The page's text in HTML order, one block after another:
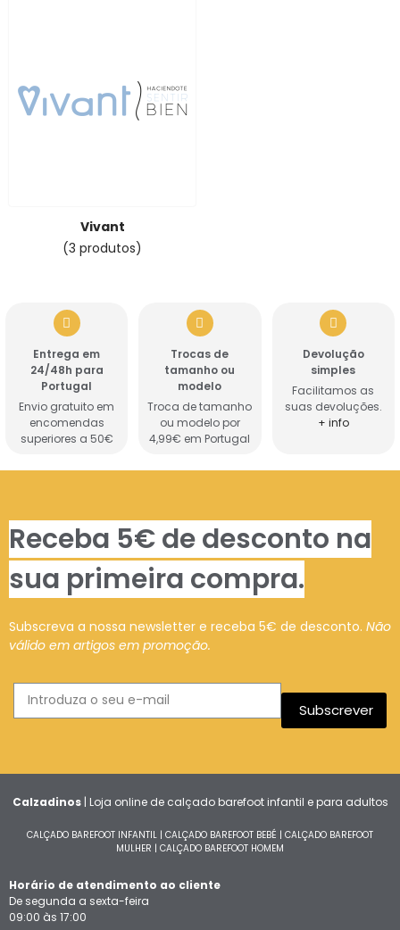
Vivant
(3 produtos)
Entrega em
24/48h para
Portugal
Envio gratuito em
encomendas
superiores a 50€
Trocas de
tamanho ou
modelo
Troca de tamanho
ou modelo por
4,99€ em Portugal
Devolução
simples
Facilitamos as
suas devoluções.
+ info
Receba 5€ de desconto na
sua primeira compra.
Subscreva a nossa newsletter e receba 5€ de desconto. Não
válido em artigos em promoção.
Subscrever
Calzadinos| Loja online de calçado barefoot infantil e para adultos
CALÇADO BAREFOOT INFANTIL | CALÇADO BAREFOOT BEBÉ | CALÇADO BAREFOOT
MULHER | CALÇADO BAREFOOT HOMEM
Horário de atendimento ao cliente
De segunda a sexta-feira
09:00 às 17:00